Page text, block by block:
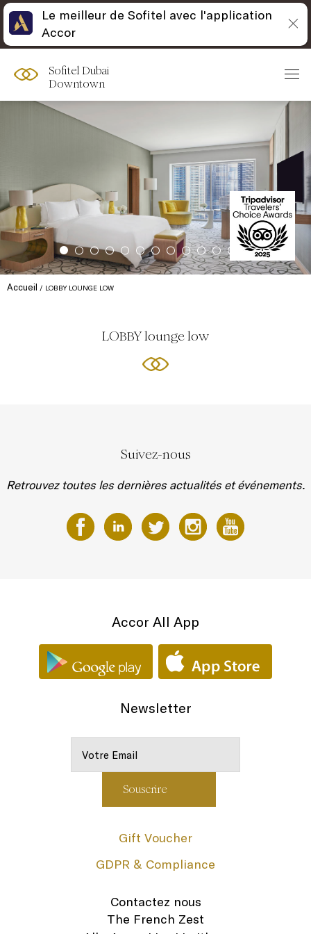
Sofitel Dubai
Downtown
Accueil LOBBY LOUNGE LOW
LOBBY lounge low
Suivez-nous
Retrouvez toutes les dernières actualités et événements.
Accor All App
Newsletter
Gift Voucher
GDPR & Compliance
Contactez nous
The French Zest
Le meilleur de Sofitel avec l'application
Accor